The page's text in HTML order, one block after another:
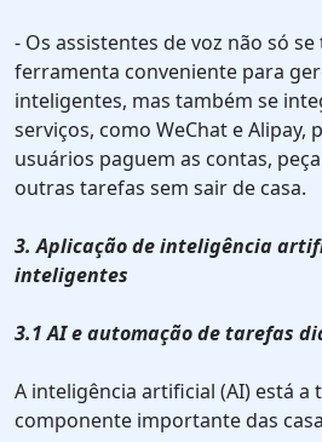
- Os assistentes de voz não só
ferramenta conveniente para
inteligentes, mas também se
serviços, como WeChat e Alipay,
usuários paguem as contas,
outras tarefas sem sair de casa.
3. Aplicação de inteligência
inteligentes
3.1 AI e automação de tarefas
A inteligência artificial (AI) está a
componente importante das